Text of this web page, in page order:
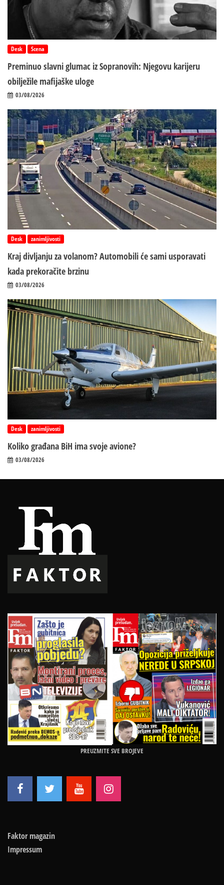
Desk Scena
Preminuo slavni glumac iz Sopranovih: Njegovu karijeru
obilježile mafijaške uloge
03/08/2026
Desk zanimljivosti
Kraj divljanju za volanom? Automobili će sami usporavati
kada prekoračite brzinu
03/08/2026
Desk zanimljivosti
Koliko građana BiH ima svoje avione?
03/08/2026
PREUZMITE SVE BROJEVE
Faktor magazin
Impressum